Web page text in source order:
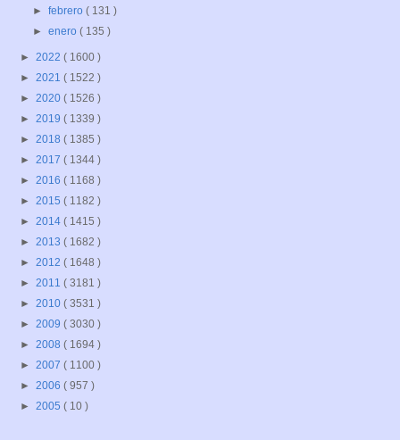
►febrero( 131 )
►enero( 135 )
► 2022 ( 1600 )
► 2021 ( 1522 )
► 2020 ( 1526 )
► 2019 ( 1339 )
► 2018 ( 1385 )
► 2017 ( 1344 )
► 2016 ( 1168 )
► 2015 ( 1182 )
► 2014 ( 1415 )
► 2013 ( 1682 )
► 2012 ( 1648 )
► 2011 ( 3181 )
► 2010 ( 3531 )
► 2009 ( 3030 )
► 2008 ( 1694 )
► 2007 ( 1100 )
► 2006 ( 957 )
► 2005 ( 10 )